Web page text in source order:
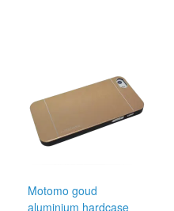
Motomo goud
aluminium hardcase